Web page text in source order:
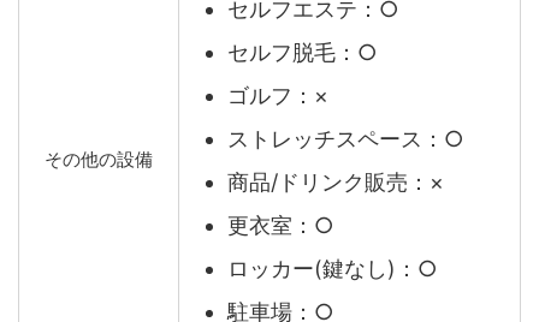
その他の設備
セルフエステ：○
セルフ脱毛：○
ゴルフ：×
ストレッチスペース：○
商品/ドリンク販売：×
更衣室：○
ロッカー(鍵なし)：○
駐車場：○